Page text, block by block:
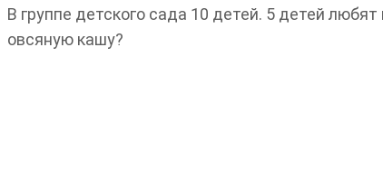
В группе детского сада 10 детей. 5 детей
овсяную кашу?